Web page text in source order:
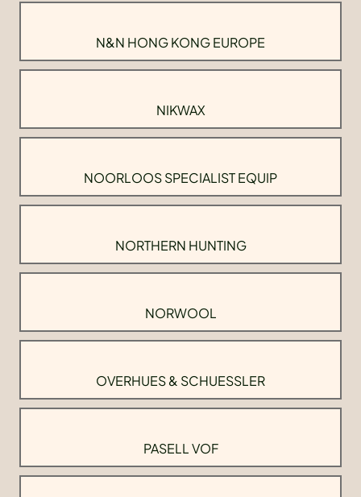
N&N HONG KONG EUROPE
NIKWAX
NOORLOOS SPECIALIST EQUIP
NORTHERN HUNTING
NORWOOL
OVERHUES & SCHUESSLER
PASELL VOF